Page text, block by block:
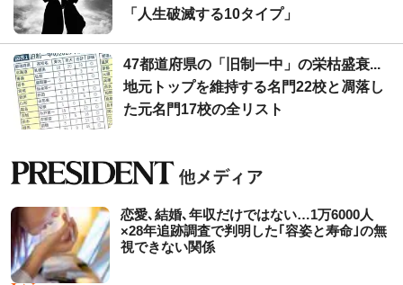
「人生破滅する10タイプ」
47都道府県の「旧制一中」の栄枯盛衰...
地元トップを維持する名門22校と凋落し
た元名門17校の全リスト
恋愛､結婚､年収だけではない…1万6000人
×28年追跡調査で判明した｢容姿と寿命｣の無
視できない関係